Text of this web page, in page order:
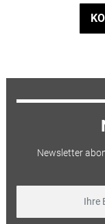
Newsletter